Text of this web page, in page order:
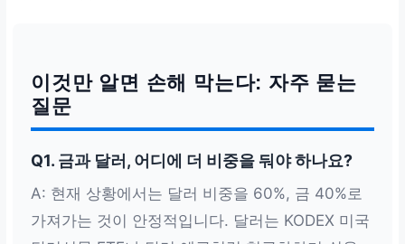
이것만 알면 손해 막는다: 자주 묻는
질문
Q1. 금과 달러, 어디에 더 비중을 둬야 하나요?
A: 현재 상황에서는 달러 비중을 60%, 금 40%로
가져가는 것이 안정적입니다. 달러는 KODEX 미국